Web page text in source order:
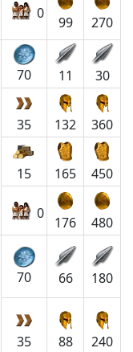
0
99 270
70 11 30
35 132 360
15 165 450
0
176 480
70 66 180
35 88 240